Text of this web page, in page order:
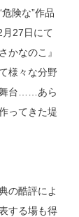
険な”作品
27日にて
かなのこ』
様々な分野
舞台……あら
ってきた堤
の酷評によ
する場も得